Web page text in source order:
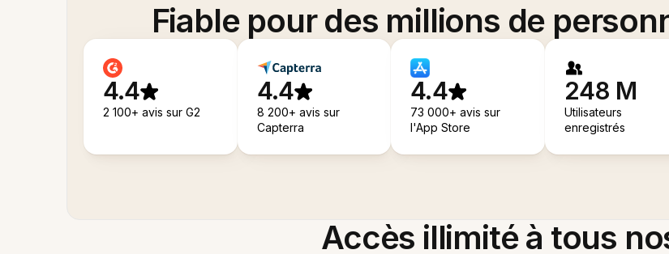
Fiable pour des millions de
4.4
2 100+ avis sur G2
4.4
8 200+ avis sur
Capterra
4.4
73 000+ avis sur
l'App Store
248 M
Utilisateurs
enregistrés
Accès illimité à tous